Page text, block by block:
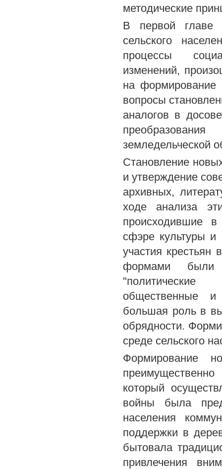
методические
В первой главе
сельского
процессы
изменений,
на формирование
вопросы
аналогов в
земледельческой
Становление
и утверждение
архивных,
ходе анализа
происходившие
сфэре культуры
участия
формами были
общественные и
большая роль в
обрядности.
среде сельского
Формирование
который
войны была
населения
поддержки в
бытовала
привлечения